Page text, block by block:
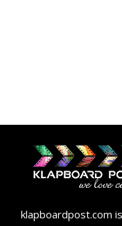
klapboardpost.com